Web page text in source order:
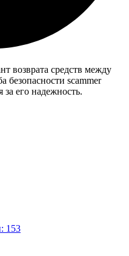
возврата средств между
scammer
за его надежность.
153